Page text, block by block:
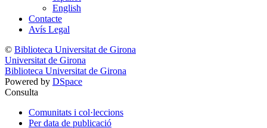
English
Contacte
Avís Legal
© Biblioteca Universitat de Girona
Universitat de Girona
Biblioteca Universitat de Girona
Powered by DSpace
Consulta
Comunitats i col·leccions
Per data de publicació